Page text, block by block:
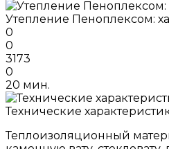
Утепление Пеноплексом:
0
0
3173
0
20 мин.
Технические
Теплоизоляционный